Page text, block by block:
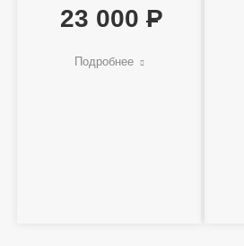
23 000
Подробнее